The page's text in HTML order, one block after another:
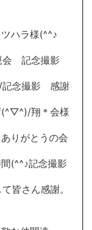
ハラ様(^^♪
会 記念撮影
記念撮影 感謝
(^▽^)/翔＊会様
りがとうの会
(^^♪記念撮影
皆さん感謝。